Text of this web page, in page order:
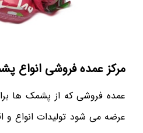
مرکز عمده فروشی انواع
عمده فروشی که از پشمک ها
عرضه می شود تولیدات انواع و